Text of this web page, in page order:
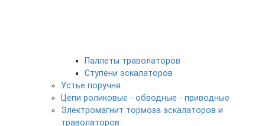
Паллеты траволаторов
Ступени эскалаторов
Устье поручня
Цепи роликовые - обводные - приводные
Электромагнит тормоза эскалаторов и
траволаторов